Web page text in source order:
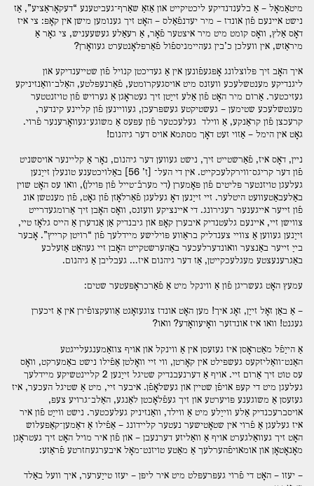
מיטאַמאָל – אַ בלענדנדיקע ליכטיקײט און אַזאַ שאַרף־געביטענע “דעקאָראַציע”, אַז
נישט אײנעם פֿון אונדז – מיר יעדנפֿאַלס – האָט זיך גענומען מישן אין קאָפּ: צי איז
דאָס אַלץ, װאָס קומט מיט מיר איצטער פֿאָר, אַ רעאַלע געשעעניש, צי גאָר אַ
מיראַזש, אין װעלכן כ’בין געהײמניספֿול פֿאַרפּלאָנטערט געװאָרן?
איך האָב זיך פּלוצלונג אָפּגעפֿונען אין אַ געדיכטן קנויל פֿון שטײענדיקע און
ליגנדיקע מענטשלעכע װעזנס מיט אויסגעקרומטע, פֿאַרנעפּלטע, האַלב־װאַנזיניקע
געזיכטער. אַרום מיר האָט פֿון אַלע זײַטן זיך געטראָגן אַ גערויש פֿון טויזנטטער
מענטשלעכע שטימען – געשטיקטע געשפּרעכן, געװײנען פֿון קלײנע קינדער,
קרעכצן פֿון קראַנקע, אַ װילד געלעכטער פֿון עפּעס אַ משוגע־געװאָרענער פֿרוי.
גאָט אין הימל – אַזוי זעט דאָך מסתּמא אויס דער גיהנום!
נײן, דאָס איז, פֿאַרשטײט זיך, נישט געװען דער גיהנום, נאָר אַ קלײנער אויסשניט
פֿון דער קריגס־װירקלעכקײט. אין די העל־ [ז’ 56] באַלויכטענע טונעלן זײַנען
געלעגן טויזנטער פּליטים פֿון פּאָמערן (די מערבֿ־טײל פֿון פּוילן), װאו עס האָט שוין
באַלעבאַטעװעט היטלער. זײ זײַנען דאָ געלעגן פֿאַרלאָזן פֿון גאָט, פֿון מענטשן אונ
פֿון זײער אײגענער רעגירונג. די אײנציקע װעזנס, װאָס האָבן זיך אַרומגעדרײט
צװישן זײ, אײנעם גלעטנדיק איבערן קאָפּ און גיבנדיק אַן אַנדערן אַ הײס גלאָז טײ,
זײַנען געװען אַ צװײ צענדליק בראַװע פּוילישע מײדלעך פֿון “רויטן קרײץ”. אָבער
בײַ זײער באַנצער װאונדערלעכער באַהערשטקײט האָבן זײ געהאַט אַזעלכע
באַגרענעצטע מעגלעכקײטן, אַז דער גיהנום איז… געבליבן אַ גיהנום.
עמעץ האָט געשריגן פֿון אַ װינקל מיט אַ פֿאַרכראָפּעטער שטים:
– אַ באַן זאָל זײַן, זאָג איך! מען האָט אונדז צוגעזאָגט אַװעקצופֿירן אין אַ זיכערן
געגנט! װאו איז אונדזער װאָיעװאָדע? װאו?
אַ הײַפֿל מאַטראָסן איז געזעסן אין אַ װינקל און אויף צוזאַמענגעלײגטע
האַנט־װאַליזקעס געשפּילט אין קאָרטן, װי זײ װאָלטן אַפֿילו נישט באַמערקט, װאָס
עס טוט זיך אַרום זײ. אויף אַ דערנעבנדיק שטיגל זײַנען 2 קלײנטשיקע מײדלעך
געלעגן מיט די קעפּ אויפֿן שטײן און געשלאָפֿן. איבער זײ, מיט אַ שטיגל העכער, איז
געזעסן אַ משוגענע פּויערטע און זיך געפֿלאָכטן לאַנגע, האַלב־גרויע צעפּ,
אויסברעכנדיק אַלע װײַלע מיט אַ װילד, װאַנזיניק געלעכטער. נישט װײַט פֿון איר
איז געלעגן אַ פֿרוי אין שטאָטישער נעטער קלײדונג – אַפֿילו אַ דאַמען־קאַפּעלוש
האָט זיך געװאַלגערט אויף אַ װאַליזע דערנעבן – און פֿון איר מויל האָט זיך געטראָגן
מאָנאָטאָן און אומאויפֿהערלעך אַ מאַטע טויזנט־מאָל איבערגעחזרטע פֿראַזע:
– יעזו – האָט די פֿרוי געפּרעפּלט מיט איר ליפּן – יעזו טײַערער, איך װעל באַלד